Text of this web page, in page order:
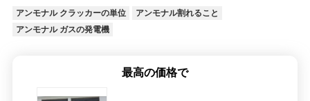
シアンモナル クラッカーの単位
アンモナル割れること
アンモナル ガスの発電機
最高の価格で